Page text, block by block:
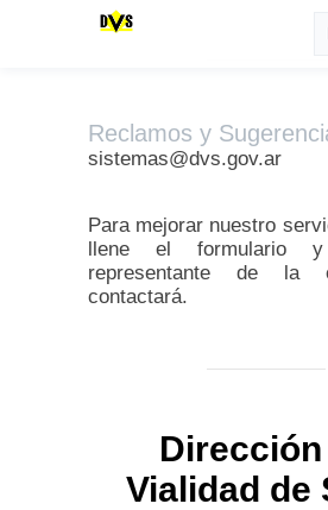
Reclamos y
sistemas@dvs.gov.ar
Para mejorar nuestro
llene el formulario
representante de la
contactará.
Dirección
Vialidad de